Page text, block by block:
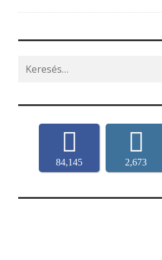
Search
for:
84,145 2,673